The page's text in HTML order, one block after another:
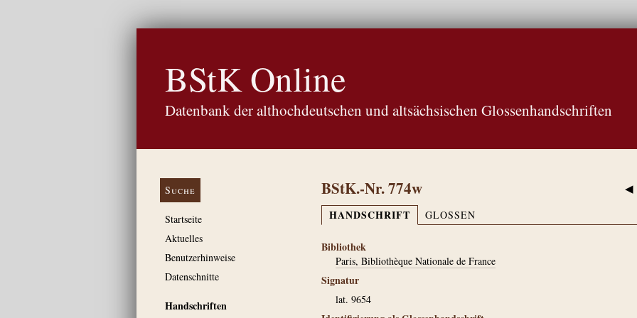
BStK Online
Datenbank der althochdeutschen und altsächsischen Glossenhandschriften
Suche
Startseite
Aktuelles
Benutzerhinweise
Datenschnitte
Handschriften
◀
BStK.-Nr. 774w
HANDSCHRIFT GLOSSEN
Bibliothek
Paris, Bibliothèque Nationale de France
Signatur
lat. 9654